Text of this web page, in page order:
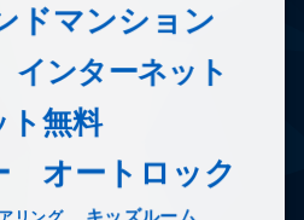
ドマンション
インターネット
ト無料
オートロック